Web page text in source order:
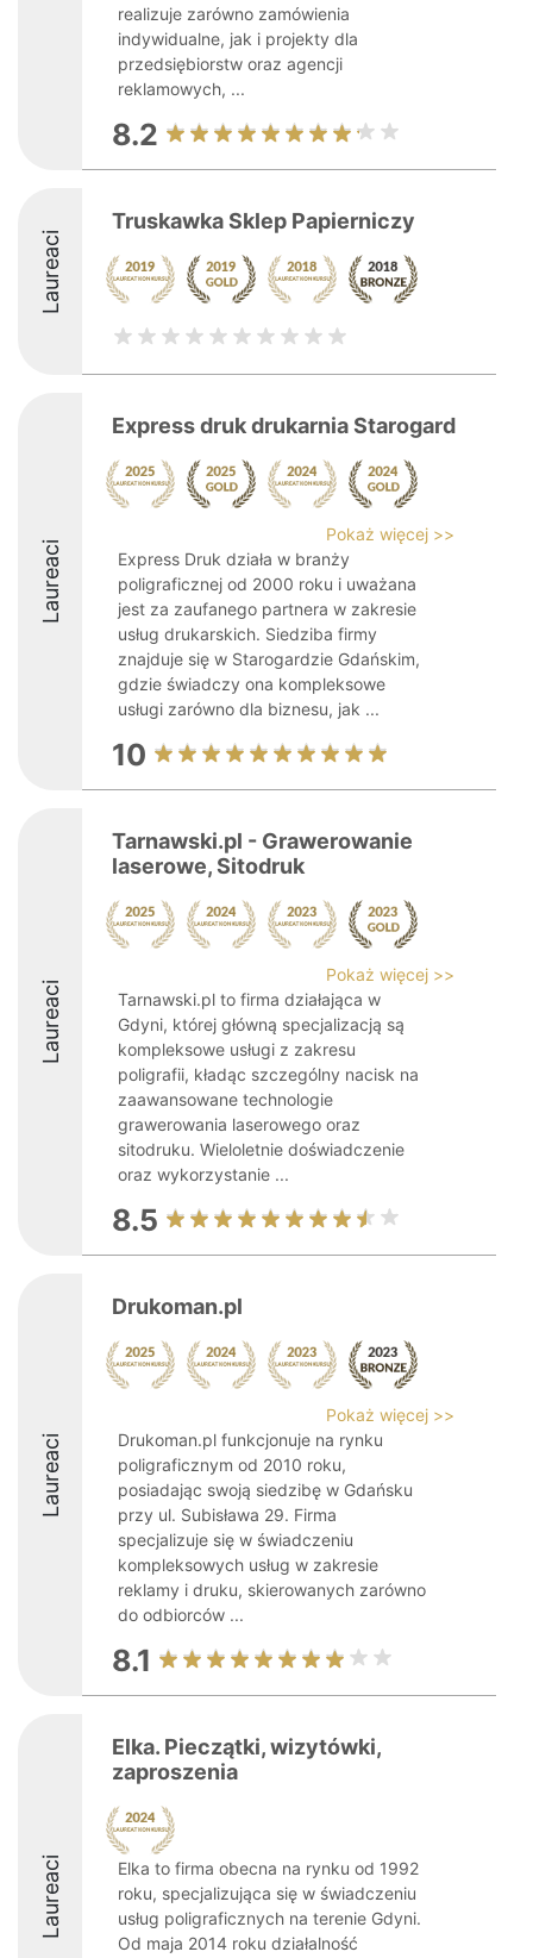
realizuje zarówno zamówienia
indywidualne, jak i projekty dla
przedsiębiorstw oraz agencji
reklamowych, ...
8.2
Laureaci
Truskawka Sklep Papierniczy
Laureaci
Express druk drukarnia Starogard
Pokaż więcej >>
Express Druk działa w branży
poligraficznej od 2000 roku i uważana
jest za zaufanego partnera w zakresie
usług drukarskich. Siedziba firmy
znajduje się w Starogardzie Gdańskim,
gdzie świadczy ona kompleksowe
usługi zarówno dla biznesu, jak ...
10
Laureaci
Tarnawski.pl - Grawerowanie
laserowe, Sitodruk
Pokaż więcej >>
Tarnawski.pl to firma działająca w
Gdyni, której główną specjalizacją są
kompleksowe usługi z zakresu
poligrafii, kładąc szczególny nacisk na
zaawansowane technologie
grawerowania laserowego oraz
sitodruku. Wieloletnie doświadczenie
oraz wykorzystanie ...
8.5
Laureaci
Drukoman.pl
Pokaż więcej >>
Drukoman.pl funkcjonuje na rynku
poligraficznym od 2010 roku,
posiadając swoją siedzibę w Gdańsku
przy ul. Subisława 29. Firma
specjalizuje się w świadczeniu
kompleksowych usług w zakresie
reklamy i druku, skierowanych zarówno
do odbiorców ...
8.1
Laureaci
Elka. Pieczątki, wizytówki,
zaproszenia
Elka to firma obecna na rynku od 1992
roku, specjalizująca się w świadczeniu
usług poligraficznych na terenie Gdyni.
Od maja 2014 roku działalność